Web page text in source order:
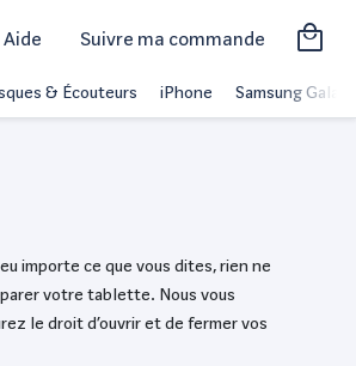
Aide Suivre ma commande
& Écouteurs iPhone Samsung Galaxy
importe ce que vous dites, rien ne
votre tablette. Nous vous
le droit d’ouvrir et de fermer vos